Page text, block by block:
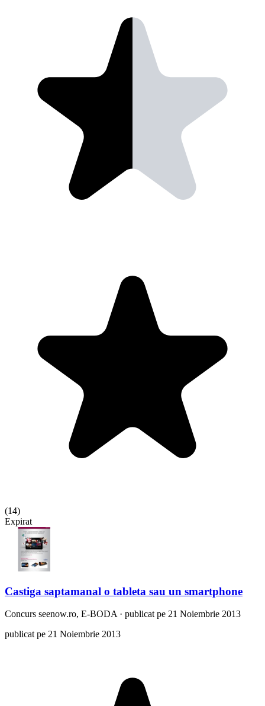
(14)
Expirat
Castiga saptamanal o tableta sau un smartphone
Concurs seenow.ro, E-BODA· publicat pe 21 Noiembrie 2013
publicat pe 21 Noiembrie 2013